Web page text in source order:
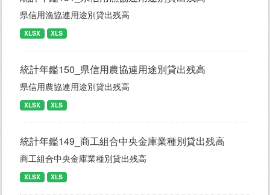
県信用漁協連用途別貸出残高
XLSX XLS
統計年鑑150_県信用農協連用途別貸出残高
県信用農協連用途別貸出残高
XLSX XLS
統計年鑑149_商工組合中央金庫業種別貸出残高
商工組合中央金庫業種別貸出残高
XLSX XLS